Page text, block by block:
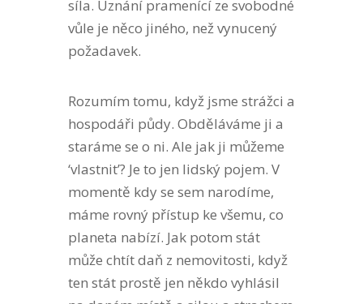
síla. Uznání pramenící ze svobodné
vůle je něco jiného, než vynucený
požadavek.
Rozumím tomu, když jsme strážci a
hospodáři půdy. Obděláváme ji a
staráme se o ni. Ale jak ji můžeme
‘vlastnit’? Je to jen lidský pojem. V
momentě kdy se sem narodíme,
máme rovný přístup ke všemu, co
planeta nabízí. Jak potom stát
může chtít daň z nemovitosti, když
ten stát prostě jen někdo vyhlásil